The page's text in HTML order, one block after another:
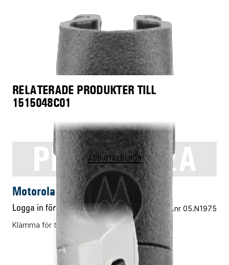
RELATERADE PRODUKTER TILL
1515048C01
PMLN8502A
AUDIOTILLBEHÖR
Motorola PMLN8502A
Logga in för pris Vårt art.nr 05.N1975
Klämma för tillbehörskontakt 25-pack